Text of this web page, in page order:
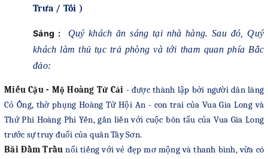
Trưa / Tối )
Sáng : Quý khách ăn sáng tại nhà hàng. Sau đó , Quý
khách làm thủ tục trả phòng và tới tham quan phía Bắc
đảo:
Miếu Cậu - Mộ Hoàng Tử Cải - được thành lập bởi người dân làng
Cỏ Ống, thờ phụng Hoàng Tử Hội An - con trai của Vua Gia Long và
Thứ Phi Hoàng Phi Yến, gắn liền với cuộc bôn tẩu của Vua Gia Long
trước sự truy đuổi của quân Tây Sơn.
Bãi Đầm Trầu nổi tiếng với vẻ đẹp mơ mộng và thanh bình, vừa có